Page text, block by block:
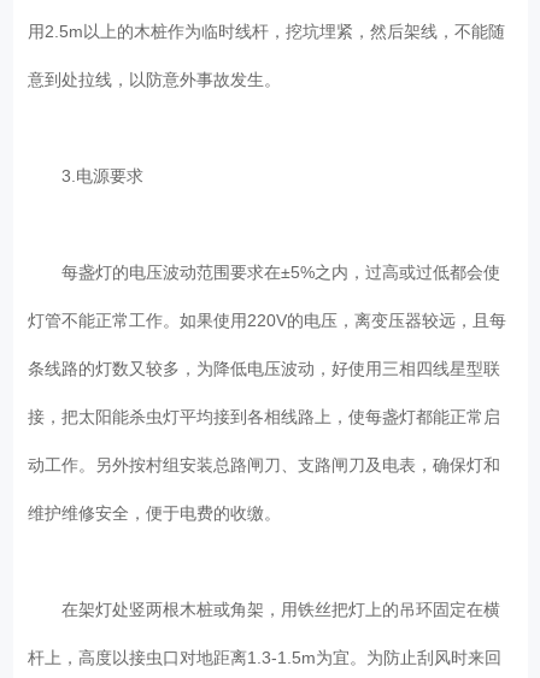
用2.5m以上的木桩作为临时线杆，挖坑埋紧，然后架线，不能随
意到处拉线，以防意外事故发生。
3.电源要求
每盏灯的电压波动范围要求在±5%之内，过高或过低都会使
灯管不能正常工作。如果使用220V的电压，离变压器较远，且每
条线路的灯数又较多，为降低电压波动，好使用三相四线星型联
接，把太阳能杀虫灯平均接到各相线路上，使每盏灯都能正常启
动工作。另外按村组安装总路闸刀、支路闸刀及电表，确保灯和
维护维修安全，便于电费的收缴。
在架灯处竖两根木桩或角架，用铁丝把灯上的吊环固定在横
杆上，高度以接虫口对地距离1.3-1.5m为宜。为防止刮风时来回